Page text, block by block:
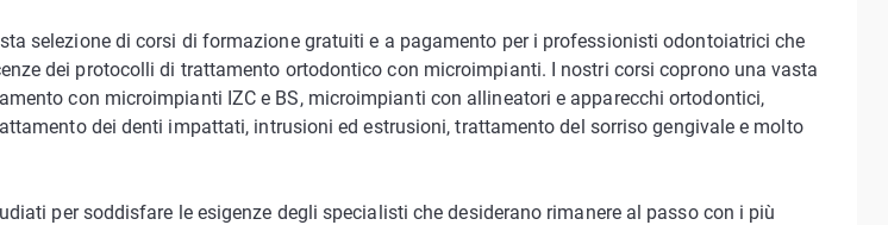
selezione di corsi di formazione gratuiti e a pagamento per i professionisti odontoiatrici che
dei protocolli di trattamento ortodontico con microimpianti. I nostri corsi coprono una vasta
con microimpianti IZC e BS, microimpianti con allineatori e apparecchi ortodontici,
dei denti impattati, intrusioni ed estrusioni, trattamento del sorriso gengivale e molto
per soddisfare le esigenze degli specialisti che desiderano rimanere al passo con i più